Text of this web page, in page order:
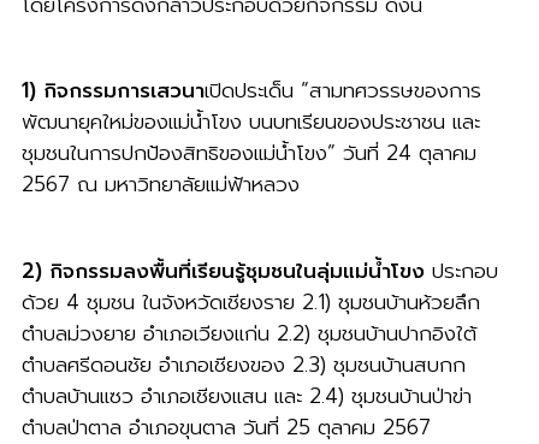
1) กิจกรรมการเสวนาเปิดประเด็น “สามทศวรรษของการ
พัฒนายุคใหม่ของแม่น้ำโขง บนบทเรียนของประชาชน และ
ชุมชนในการปกป้องสิทธิของแม่น้ำโขง” วันที่ 24 ตุลาคม
2567 ณ มหาวิทยาลัยแม่ฟ้าหลวง
2) กิจกรรมลงพื้นที่เรียนรู้ชุมชนในลุ่มแม่น้ำโขง ประกอบ
ด้วย 4 ชุมชน ในจังหวัดเชียงราย 2.1) ชุมชนบ้านห้วยลึก
ตำบลม่วงยาย อำเภอเวียงแก่น 2.2) ชุมชนบ้านปากอิงใต้
ตำบลศรีดอนชัย อำเภอเชียงของ 2.3) ชุมชนบ้านสบกก
ตำบลบ้านแซว อำเภอเชียงแสน และ 2.4) ชุมชนบ้านป่าข่า
ตำบลป่าตาล อำเภอขุนตาล วันที่ 25 ตุลาคม 2567